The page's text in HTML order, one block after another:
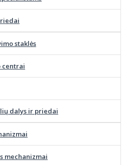
staklės
centrai
dalys ir priedai
mechanizmai